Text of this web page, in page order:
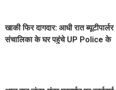
खाकी फिर दागदार: आधी रात ब्यूटीपार्लर
संचालिका के घर पहुंचे UP Police के